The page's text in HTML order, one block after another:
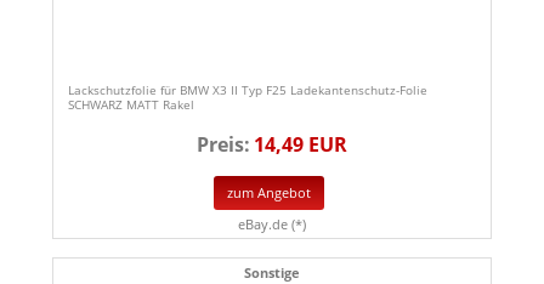
Lackschutzfolie für BMW X3 II Typ F25 Ladekantenschutz-Folie
SCHWARZ MATT Rakel
Preis: 14,49 EUR
zum Angebot
eBay.de (*)
Sonstige